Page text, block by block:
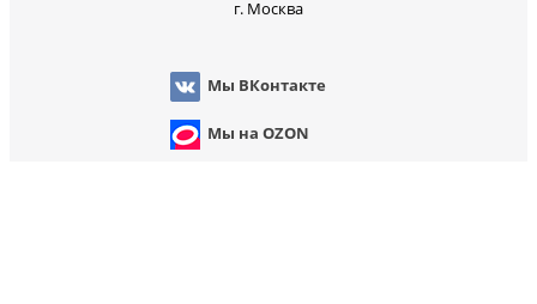
г. Москва
Мы ВКонтакте
Мы на OZON